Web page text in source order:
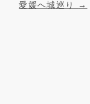
愛媛へ城巡り →